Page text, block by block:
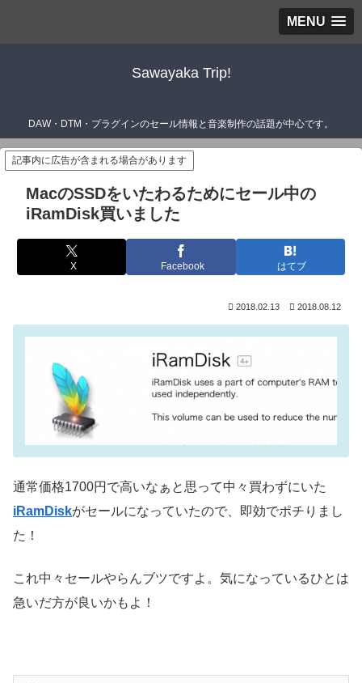
MENU
Sawayaka Trip!
DAW・DTM・プラグインのセール情報と音楽制作の話題が中心です。
記事内に広告が含まれる場合があります
MacのSSDをいたわるためにセール中の
iRamDisk買いました
X Facebook はてブ
2018.02.13 2018.08.12
通常価格1700円で高いなぁと思って中々買わずにいた
iRamDiskがセールになっていたので、即効でポチりまし
た！
これ中々セールやらんブツですよ。気になっているひとは
急いだ方が良いかもよ！